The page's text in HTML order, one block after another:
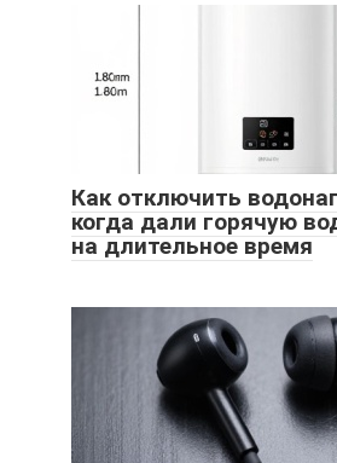
Как отключить
когда дали горячую
на длительное время